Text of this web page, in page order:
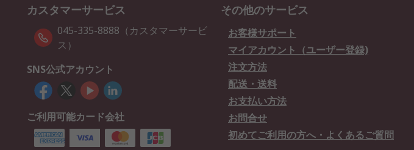
カスタマーサービス
045-335-8888（カスタマーサービ
ス）
SNS公式アカウント
ご利用可能カード会社
その他のサービス
お客様サポート
マイアカウント（ユーザー登録)
注文方法
配送・送料
お支払い方法
お問合せ
初めてご利用の方へ・よくあるご質問